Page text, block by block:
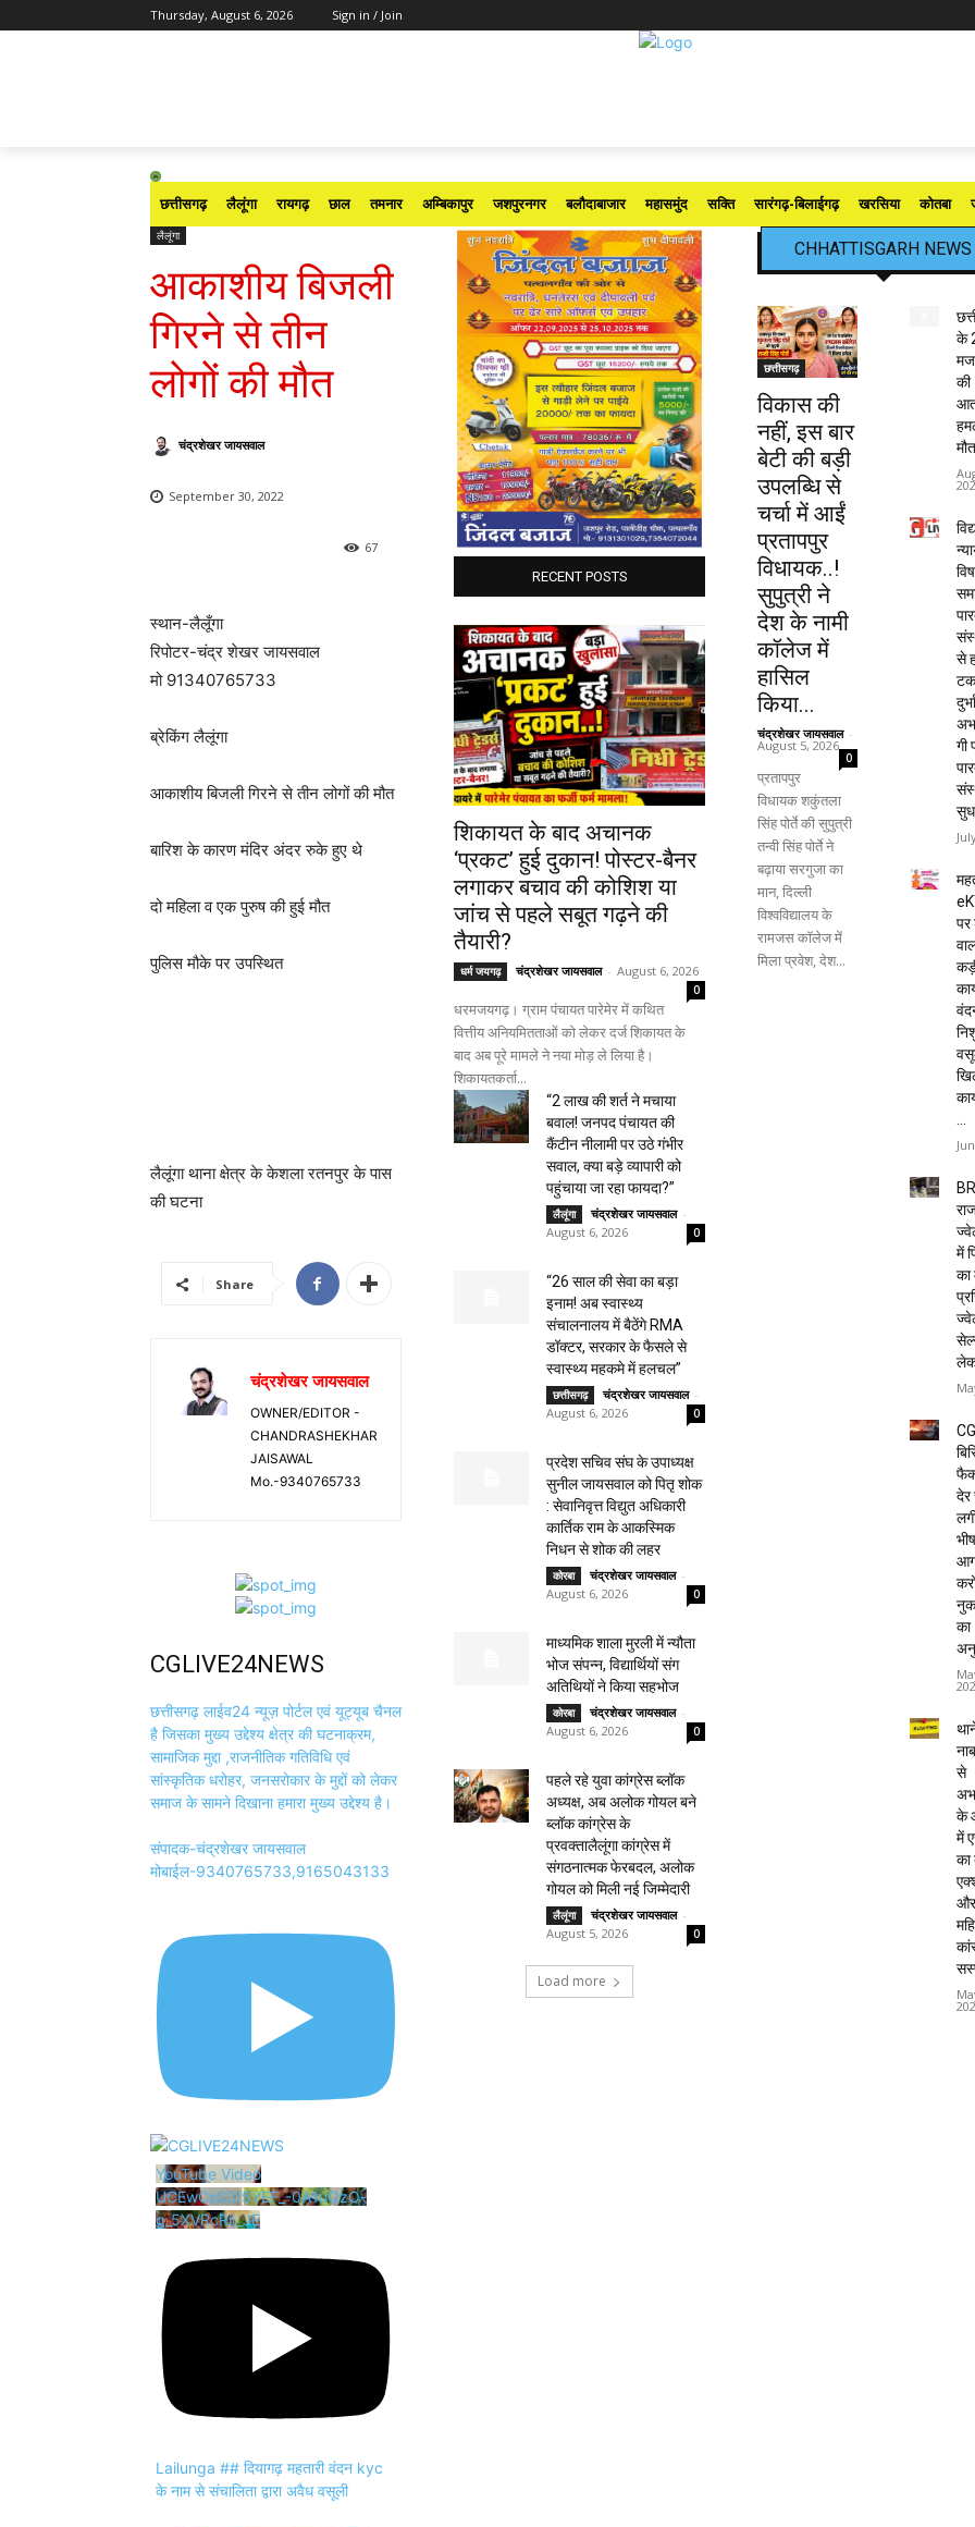
Thursday, August 6, 2026 Sign in / Join
छत्तीसगढ़ लैलूंगा रायगढ़ छाल तमनार अम्बिकापुर जशपुरनगर बलौदाबाजार महासमुंद सक्ति सारंगढ़-बिलाईगढ़ खरसिया कोतबा
लैलूंगा
आकाशीय बिजली
गिरने से तीन
लोगों की मौत
चंद्रशेखर जायसवाल
September 30, 2022
67
स्थान-लैलूँगा
रिपोटर-चंद्र शेखर जायसवाल
मो 91340765733
ब्रेकिंग लैलूंगा
आकाशीय बिजली गिरने से तीन लोगों की मौत
बारिश के कारण मंदिर अंदर रुके हुए थे
दो महिला व एक पुरुष की हुई मौत
पुलिस मौके पर उपस्थित
लैलूंगा थाना क्षेत्र के केशला रतनपुर के पास
की घटना
Share
चंद्रशेखर जायसवाल
OWNER/EDITOR -
CHANDRASHEKHAR
JAISAWAL
Mo.-9340765733
CGLIVE24NEWS
छत्तीसगढ़ लाईव24 न्यूज़ पोर्टल एवं यूट्यूब चैनल
है जिसका मुख्य उद्देश्य क्षेत्र की घटनाक्रम,
सामाजिक मुद्दा ,राजनीतिक गतिविधि एवं
सांस्कृतिक धरोहर, जनसरोकार के मुद्दों को लेकर
समाज के सामने दिखाना हमारा मुख्य उद्देश्य है।
संपादक-चंद्रशेखर जायसवाल
मोबाईल-9340765733,9165043133
YouTube Video
UCEwCsS3f5YEF_-0A1uOzO-
g_5XVRcRii_JE
Lailunga ## दियागढ़ महतारी वंदन kyc
के नाम से संचालिता द्वारा अवैध वसूली
RECENT POSTS
शिकायत के बाद अचानक
‘प्रकट’ हुई दुकान! पोस्टर-बैनर
लगाकर बचाव की कोशिश या
जांच से पहले सबूत गढ़ने की
तैयारी?
धर्म जयगढ़ चंद्रशेखर जायसवाल - August 6, 2026
0
धरमजयगढ़। ग्राम पंचायत पारेमेर में कथित
वित्तीय अनियमितताओं को लेकर दर्ज शिकायत के
बाद अब पूरे मामले ने नया मोड़ ले लिया है।
शिकायतकर्ता...
“2 लाख की शर्त ने मचाया
बवाल! जनपद पंचायत की
कैंटीन नीलामी पर उठे गंभीर
सवाल, क्या बड़े व्यापारी को
पहुंचाया जा रहा फायदा?”
लैलूंगा चंद्रशेखर जायसवाल -
August 6, 2026
0
“26 साल की सेवा का बड़ा
इनाम! अब स्वास्थ्य
संचालनालय में बैठेंगे RMA
डॉक्टर, सरकार के फैसले से
स्वास्थ्य महकमे में हलचल”
छत्तीसगढ़ चंद्रशेखर जायसवाल -
August 6, 2026
0
प्रदेश सचिव संघ के उपाध्यक्ष
सुनील जायसवाल को पितृ शोक
: सेवानिवृत्त विद्युत अधिकारी
कार्तिक राम के आकस्मिक
निधन से शोक की लहर
कोरबा चंद्रशेखर जायसवाल -
August 6, 2026
0
माध्यमिक शाला मुरली में न्यौता
भोज संपन्न, विद्यार्थियों संग
अतिथियों ने किया सहभोज
कोरबा चंद्रशेखर जायसवाल -
August 6, 2026
0
पहले रहे युवा कांग्रेस ब्लॉक
अध्यक्ष, अब अलोक गोयल बने
ब्लॉक कांग्रेस के
प्रवक्तालैलूंगा कांग्रेस में
संगठनात्मक फेरबदल, अलोक
गोयल को मिली नई जिम्मेदारी
लैलूंगा चंद्रशेखर जायसवाल -
August 5, 2026
0
Load more
CHHATTISGARH NEWS
छत्तीसगढ़
विकास की
नहीं, इस बार
बेटी की बड़ी
उपलब्धि से
चर्चा में आईं
प्रतापपुर
विधायक..!
सुपुत्री ने
देश के नामी
कॉलेज में
हासिल
किया...
चंद्रशेखर जायसवाल -
August 5, 2026
0
प्रतापपुर
विधायक शकुंतला
सिंह पोर्ते की सुपुत्री
तन्वी सिंह पोर्ते ने
बढ़ाया सरगुजा का
मान, दिल्ली
विश्वविद्यालय के
रामजस कॉलेज में
मिला प्रवेश, देश...
के
की
से
गी
में
का
देर
का
से
के
में
का
और